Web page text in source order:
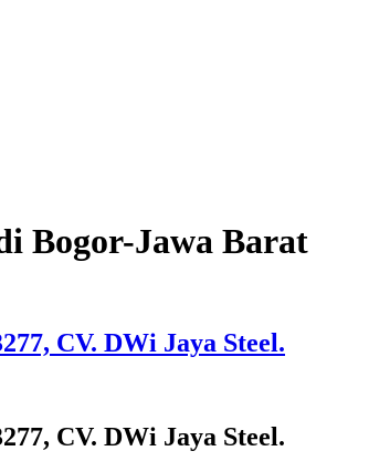
Bogor-Jawa Barat
CV. DWi Jaya Steel.
CV. DWi Jaya Steel.